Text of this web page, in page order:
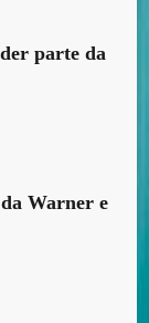
parte da
Warner e